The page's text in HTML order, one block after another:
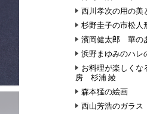
西川孝次の用の美
杉野圭子の市松人
濱岡健太郎 華の
浜野まゆみのハレ
お料理が楽しく
房 杉浦 綾
森本猛の絵画
西山芳浩のガラス